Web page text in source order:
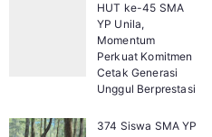
HUT ke-45 SMA
YP Unila,
Momentum
Perkuat Komitmen
Cetak Generasi
Unggul Berprestasi
374 Siswa SMA YP